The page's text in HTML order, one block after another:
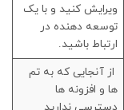
ویرایش کنید و با یک
توسعه دهنده در
ارتباط باشید.
از آنجایی که به تم
ها و افزونه ها